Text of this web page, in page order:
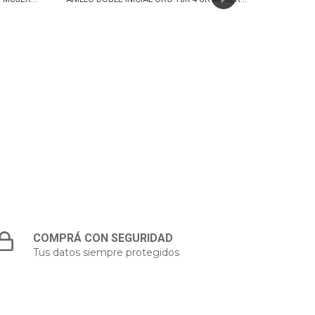
COMPRÁ CON SEGURIDAD
Tus datos siempre protegidos